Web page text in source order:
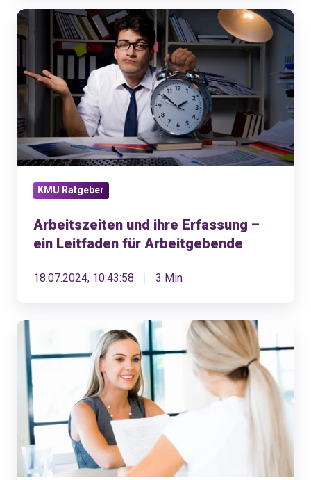
Arbeitszeiten
und
Erfassung
–
ein
Leitfaden
für
KMU Ratgeber
Arbeitszeiten und ihre Erfassung –
ein Leitfaden für Arbeitgebende
18.07.2024, 10:43:58 3 Min
Optimale
Lohngespräche:
Die
besten
Tipps
für
Arbeitgeber